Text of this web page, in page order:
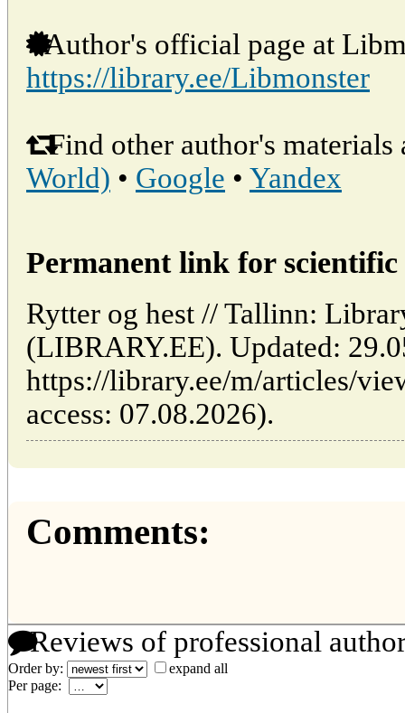
Author's official page at
https://library.ee/Libmonster
Find other author's materials
World) • Google • Yandex
Permanent link for
Rytter og hest // Tallinn:
(LIBRARY.EE). Updated:
https://library.ee/m/articles/
access: 07.08.2026).
Comments:
Reviews of professional
Order by:
expand all
Per page: